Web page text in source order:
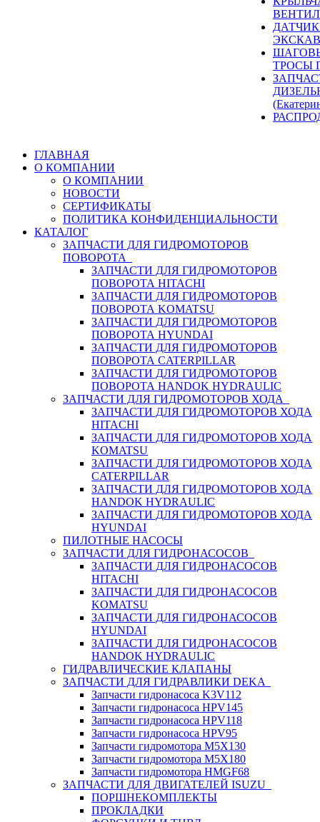
ТРОСЫ
ГЛАВНАЯ
О КОМПАНИИ
О КОМПАНИИ
НОВОСТИ
СЕРТИФИКАТЫ
ПОЛИТИКА КОНФИДЕНЦИАЛЬНОСТИ
КАТАЛОГ
ЗАПЧАСТИ ДЛЯ ГИДРОМОТОРОВ
ПОВОРОТА
ЗАПЧАСТИ ДЛЯ ГИДРОМОТОРОВ
ПОВОРОТА HITACHI
ЗАПЧАСТИ ДЛЯ ГИДРОМОТОРОВ
ПОВОРОТА KOMATSU
ЗАПЧАСТИ ДЛЯ ГИДРОМОТОРОВ
ПОВОРОТА HYUNDAI
ЗАПЧАСТИ ДЛЯ ГИДРОМОТОРОВ
ПОВОРОТА CATERPILLAR
ЗАПЧАСТИ ДЛЯ ГИДРОМОТОРОВ
ПОВОРОТА HANDOK HYDRAULIC
ЗАПЧАСТИ ДЛЯ ГИДРОМОТОРОВ ХОДА
ЗАПЧАСТИ ДЛЯ ГИДРОМОТОРОВ ХОДА
HITACHI
ЗАПЧАСТИ ДЛЯ ГИДРОМОТОРОВ ХОДА
KOMATSU
ЗАПЧАСТИ ДЛЯ ГИДРОМОТОРОВ ХОДА
CATERPILLAR
ЗАПЧАСТИ ДЛЯ ГИДРОМОТОРОВ ХОДА
HANDOK HYDRAULIC
ЗАПЧАСТИ ДЛЯ ГИДРОМОТОРОВ ХОДА
HYUNDAI
ПИЛОТНЫЕ НАСОСЫ
ЗАПЧАСТИ ДЛЯ ГИДРОНАСОСОВ
ЗАПЧАСТИ ДЛЯ ГИДРОНАСОСОВ
HITACHI
ЗАПЧАСТИ ДЛЯ ГИДРОНАСОСОВ
KOMATSU
ЗАПЧАСТИ ДЛЯ ГИДРОНАСОСОВ
HYUNDAI
ЗАПЧАСТИ ДЛЯ ГИДРОНАСОСОВ
HANDOK HYDRAULIC
ГИДРАВЛИЧЕСКИЕ КЛАПАНЫ
ЗАПЧАСТИ ДЛЯ ГИДРАВЛИКИ DEKA
Запчасти гидронасоса K3V112
Запчасти гидронасоса HPV145
Запчасти гидронасоса HPV118
Запчасти гидронасоса HPV95
Запчасти гидромотора M5X130
Запчасти гидромотора M5X180
Запчасти гидромотора HMGF68
ЗАПЧАСТИ ДЛЯ ДВИГАТЕЛЕЙ ISUZU
ПОРШНЕКОМПЛЕКТЫ
ПРОКЛАДКИ